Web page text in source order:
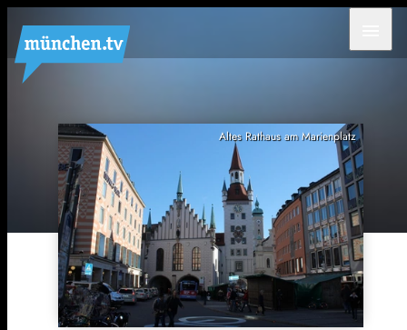
Altes Rathaus am Marienplatz